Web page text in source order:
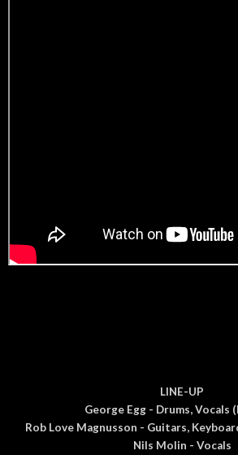
LINE-UP
George Egg - Drums, Vocals
Rob Love Magnusson - Guitars,
Nils Molin - Vocals